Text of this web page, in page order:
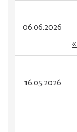
06.06.2026
16.05.2026